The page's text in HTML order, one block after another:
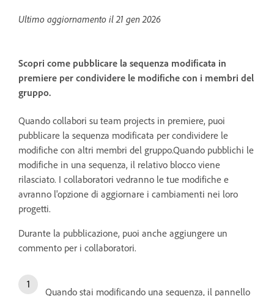
Ultimo aggiornamento il21 gen 2026
Scopri come pubblicare la sequenza modificata in
premiere per condividere le modifiche con i membri del
gruppo.
Quando collabori su team projects in premiere, puoi
pubblicare la sequenza modificata per condividere le
modifiche con altri membri del gruppo.Quando pubblichi le
modifiche in una sequenza, il relativo blocco viene
rilasciato. I collaboratori vedranno le tue modifiche e
avranno l'opzione di aggiornare i cambiamenti nei loro
progetti.
Durante la pubblicazione, puoi anche aggiungere un
commento per i collaboratori.
Quando stai modificando una sequenza, il pannello